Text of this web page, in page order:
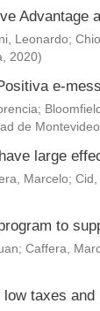
Advantage
Leonardo;
, 2020)
e-
;
de
large
Marcelo; Cid,
to
; Caffera,
taxes